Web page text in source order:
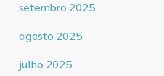
setembro 2025
agosto 2025
julho 2025